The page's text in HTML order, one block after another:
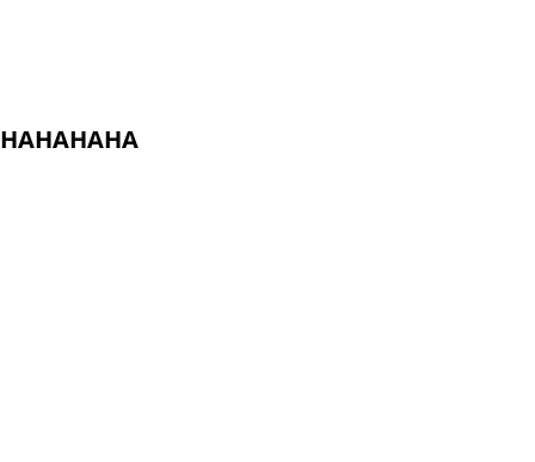
HAHAHAHA